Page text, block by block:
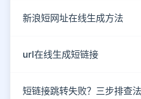
新浪短网址在线生成方法
url在线生成短链接
短链接跳转失败？三步排查法